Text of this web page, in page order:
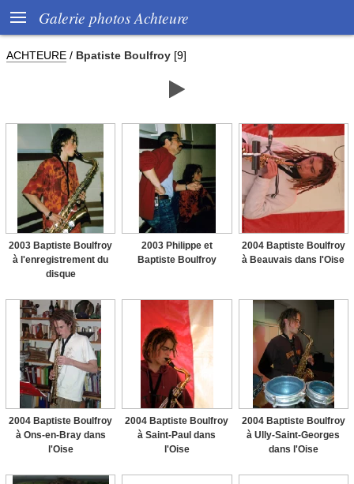
 Galerie photos Achteure
ACHTEURE / Bpatiste Boulfroy [9]

2003 Baptiste Boulfroy
à l'enregistrement du
disque
2003 Philippe et
Baptiste Boulfroy
2004 Baptiste Boulfroy
à Beauvais dans l'Oise
2004 Baptiste Boulfroy
à Ons-en-Bray dans
l'Oise
2004 Baptiste Boulfroy
à Saint-Paul dans
l'Oise
2004 Baptiste Boulfroy
à Ully-Saint-Georges
dans l'Oise